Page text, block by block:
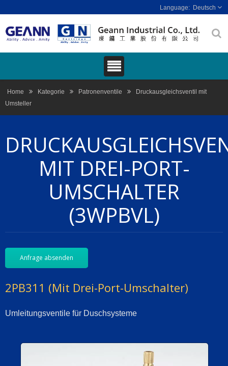
Deutsch
Home Kategorie Patronenventile
Druckausgleichsventil mit
Umsteller
MIT DREI-PORT-
UMSCHALTER
(3WPBVL)
Anfrage absenden
2PB311 (mit Drei-Port-Umschalter)
Umleitungsventile für Duschsysteme